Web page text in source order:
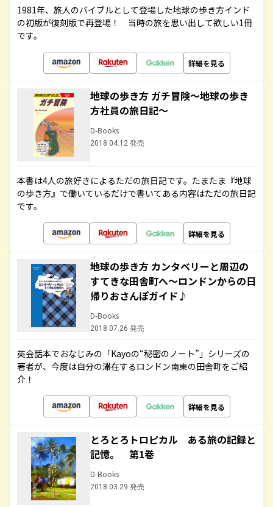
1981年、旅人のバイブルとして登場した地球の歩き方インド
の初版が復刻版で再登場！ 当時の旅を思い出して欲しい1冊
です。
詳細を見る
地球の歩き方 ガチ冒険～地球の歩き
方社員の旅日記～
D-Books
2018.04.12 発売
本書は4人の旅好きによるただの旅日記です。たまたま『地球
の歩き方』で働いているだけで書いてある内容はただの旅日記
です。
詳細を見る
地球の歩き方 カンタベリーと周辺の
すてきな田舎町へ～ロンドンからの日
帰りおさんぽガイド♪
D-Books
2018.07.26 発売
英会話本でおなじみの「Kayoの“秘密のノート”」シリーズの
著者が、今度は自分の滞在するロンドン南東の田舎町をご紹
介！
詳細を見る
とろとろトロピカル ある旅の記録と
記憶。 第1巻
D-Books
2018.03.29 発売